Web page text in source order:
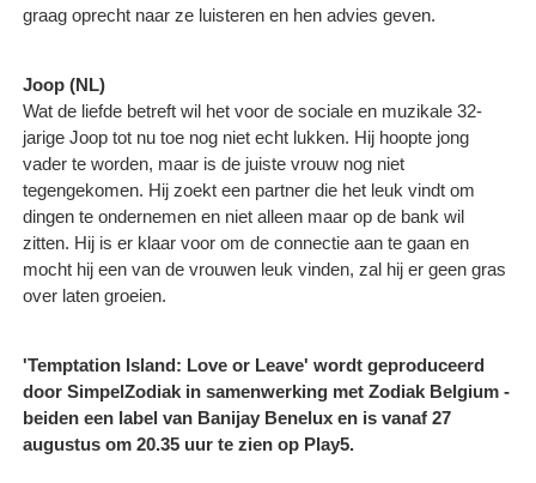
graag oprecht naar ze luisteren en hen advies geven.
Joop (NL)
Wat de liefde betreft wil het voor de sociale en muzikale 32-
jarige Joop tot nu toe nog niet echt lukken. Hij hoopte jong
vader te worden, maar is de juiste vrouw nog niet
tegengekomen. Hij zoekt een partner die het leuk vindt om
dingen te ondernemen en niet alleen maar op de bank wil
zitten. Hij is er klaar voor om de connectie aan te gaan en
mocht hij een van de vrouwen leuk vinden, zal hij er geen gras
over laten groeien.
'Temptation Island: Love or Leave' wordt geproduceerd
door SimpelZodiak in samenwerking met Zodiak Belgium -
beiden een label van Banijay Benelux en is vanaf 27
augustus om 20.35 uur te zien op Play5.